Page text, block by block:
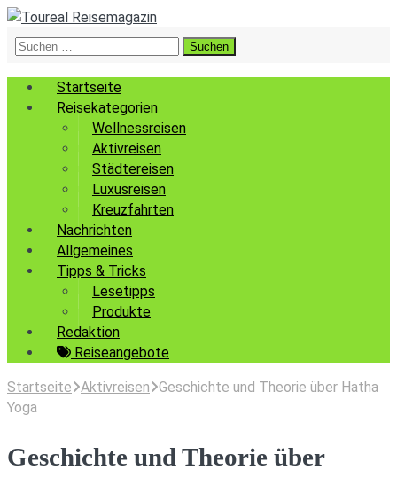
Suchen
Startseite
Reisekategorien
Wellnessreisen
Aktivreisen
Städtereisen
Luxusreisen
Kreuzfahrten
Nachrichten
Allgemeines
Tipps & Tricks
Lesetipps
Produkte
Redaktion
Reiseangebote
Startseite Aktivreisen Geschichte und Theorie über Hatha
Yoga
Geschichte und Theorie über